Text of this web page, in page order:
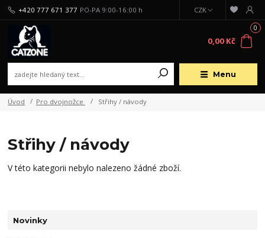
Menu
CZK
+420 777 671 377 PO-PA 9:00-16:00 h
0
0,00 Kč
Úvod Pro dvojnožce Střihy / návody
Střihy / návody
V této kategorii nebylo nalezeno žádné zboží.
Novinky